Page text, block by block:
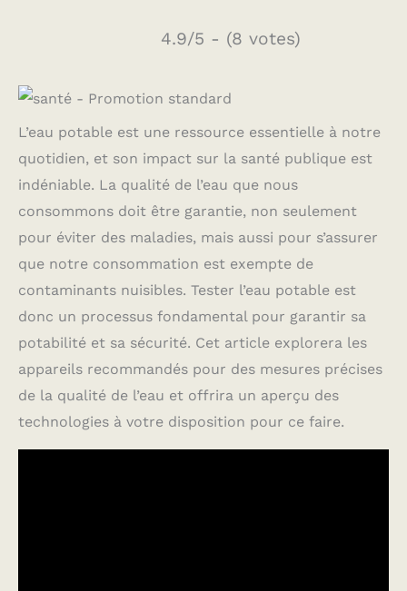
4.9/5 - (8 votes)
L’eau potable est une ressource essentielle à notre
quotidien, et son impact sur la santé publique est
indéniable. La qualité de l’eau que nous
consommons doit être garantie, non seulement
pour éviter des maladies, mais aussi pour s’assurer
que notre consommation est exempte de
contaminants nuisibles. Tester l’eau potable est
donc un processus fondamental pour garantir sa
potabilité et sa sécurité. Cet article explorera les
appareils recommandés pour des mesures précises
de la qualité de l’eau et offrira un aperçu des
technologies à votre disposition pour ce faire.